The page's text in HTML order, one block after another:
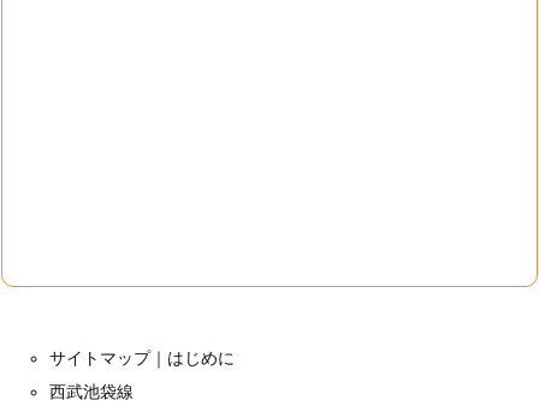
サイトマップ｜はじめに
西武池袋線